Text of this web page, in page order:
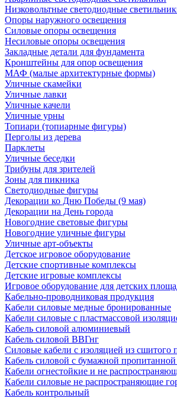
Низковольтные светодиодные
Опоры наружного освещения
Силовые опоры освещения
Несиловые опоры освещения
Закладные детали для фундамента
Кронштейны для опор освещения
МАФ (малые архитектурные формы)
Уличные скамейки
Уличные лавки
Уличные качели
Уличные урны
Топиари (топиарные фигуры)
Перголы из дерева
Парклеты
Уличные беседки
Трибуны для зрителей
Зоны для пикника
Светодиодные фигуры
Декорации ко Дню Победы (9 мая)
Декорации на День города
Новогодние световые фигуры
Новогодние уличные фигуры
Уличные арт-объекты
Детское игровое оборудование
Детские спортивные комплексы
Детские игровые комплексы
Игровое оборудование для детских
Кабельно-проводниковая продукция
Кабели силовые медные бронированные
Кабели силовые с пластмассовой
Кабель силовой алюминиевый
Кабель силовой ВВГнг
Силовые кабели с изоляцией из сшитого
Кабель силовой с бумажной пропитанной
Кабели огнестойкие и не
Кабели силовые не распространяющие
Кабель контрольный